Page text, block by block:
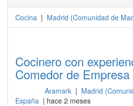
Cocina | Madrid (Comunidad de
Cocinero con
Comedor de Empresa
Aramark | Madrid
España | hace 2 meses